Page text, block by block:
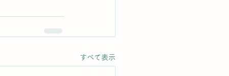
すべて表示